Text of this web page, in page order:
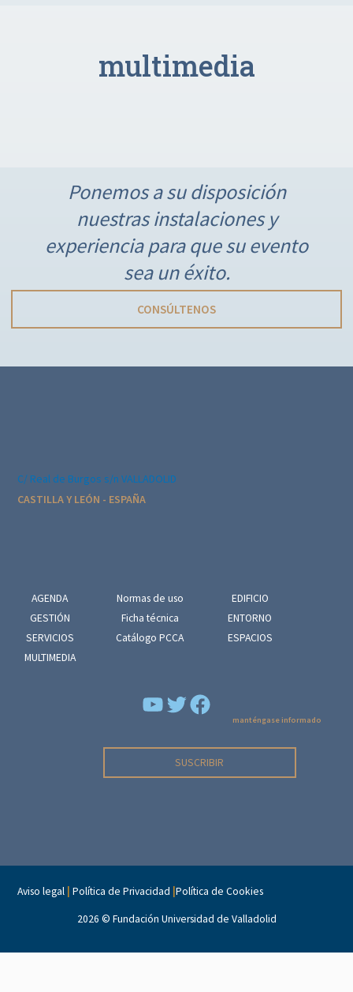
multimedia
Ponemos a su disposición
nuestras instalaciones y
experiencia para que su evento
sea un éxito.
CONSÚLTENOS
C/ Real de Burgos s/n VALLADOLID
CASTILLA Y LEÓN - ESPAÑA
AGENDA
GESTIÓN
SERVICIOS
MULTIMEDIA
Normas de uso
Ficha técnica
Catálogo PCCA
EDIFICIO
ENTORNO
ESPACIOS
YouTubeFacebook
manténgase informado
SUSCRIBIR
Aviso legal Política de Privacidad |Política de Cookies
2026 © Fundación Universidad de Valladolid